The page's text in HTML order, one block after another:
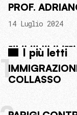
PROF.
14 Luglio 2024
I più letti
1COLLASSO